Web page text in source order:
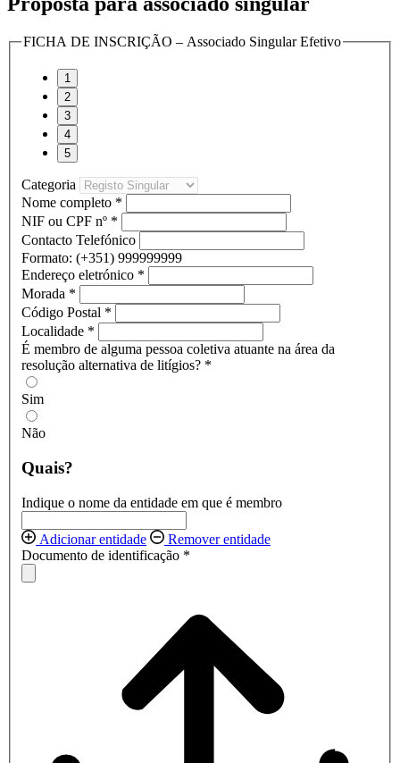
FICHA DE INSCRIÇÃO – Associado Singular Efetivo
Categoria
Nome completo *
NIF ou CPF nº *
Contacto Telefónico
Formato: (+351) 999999999
Endereço eletrónico *
Morada *
Código Postal *
Localidade *
É membro de alguma pessoa coletiva atuante na área da
resolução alternativa de litígios? *
Sim
Não
Quais?
Indique o nome da entidade em que é membro
Adicionar entidade
Remover entidade
Documento de identificação *